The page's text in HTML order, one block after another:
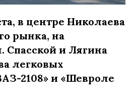
в центре Николаева
рынка, на
Спасской и Лягина
легковых
2108» и «Шевроле